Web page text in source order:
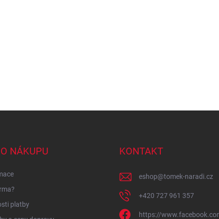
NÁKUPU
platby
KONTAKT
eshop@tomek-naradi.cz
+420 727 961 357
https://